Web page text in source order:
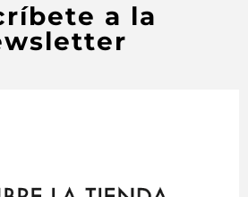
a la